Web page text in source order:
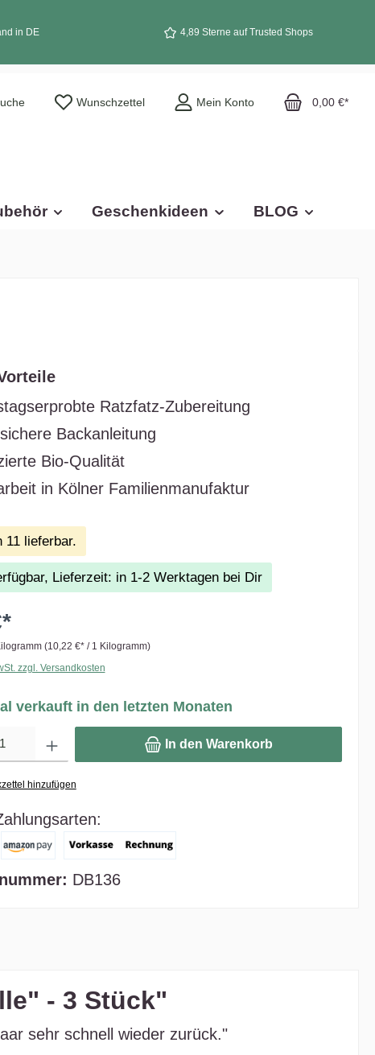
in DE 4,89 Sterne auf Trusted Shops
Wunschzettel Mein Konto 0,00 €*
Geschenkideen BLOG
Ratzfatz-Zubereitung
Backanleitung
Bio-Qualität
in Kölner Familienmanufaktur
11 lieferbar.
Lieferzeit: in 1-2 Werktagen bei Dir
(10,22 €* / 1 Kilogramm)
zzgl. Versandkosten
verkauft in den letzten Monaten
In den Warenkorb
hinzufügen
DB136
- 3 Stück"
sehr schnell wieder zurück."